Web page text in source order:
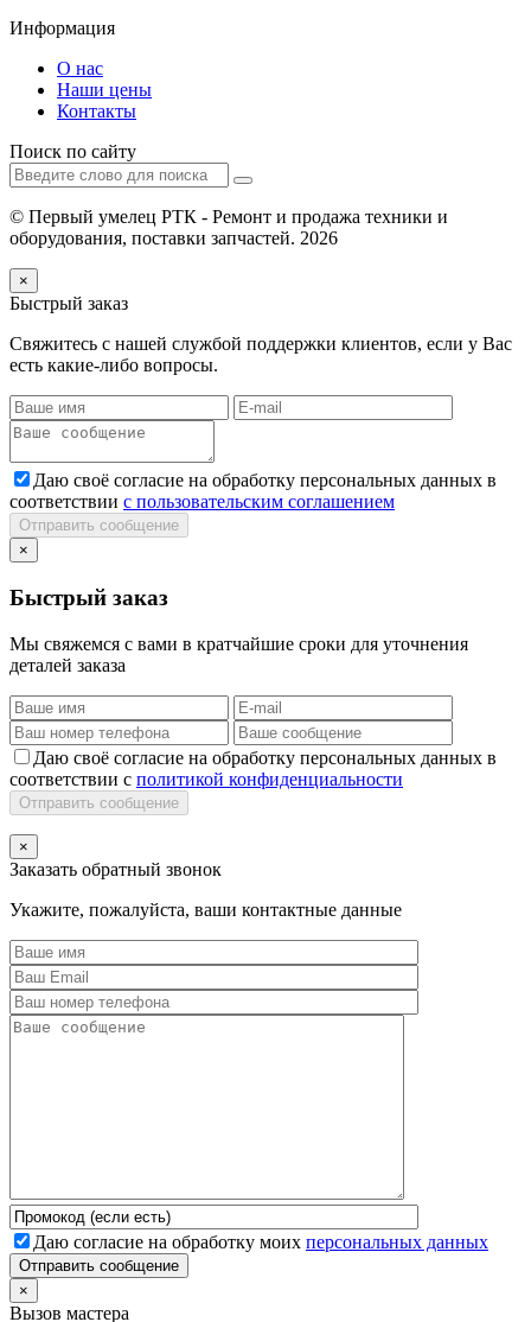
Информация
О нас
Наши цены
Контакты
Поиск по сайту
© Первый умелец РТК - Ремонт и продажа техники и
оборудования, поставки запчастей. 2026
×
Быстрый заказ
Свяжитесь с нашей службой поддержки клиентов, если у Вас
есть какие-либо вопросы.
Даю своё согласие на обработку персональных данных в
соответствии с пользовательским соглашением
Отправить сообщение
×
Быстрый заказ
Мы свяжемся с вами в кратчайшие сроки для уточнения
деталей заказа
Даю своё согласие на обработку персональных данных в
соответствии с политикой конфиденциальности
Отправить сообщение
×
Заказать обратный звонок
Укажите, пожалуйста, ваши контактные данные
Даю согласие на обработку моих персональных данных
Отправить сообщение
×
Вызов мастера